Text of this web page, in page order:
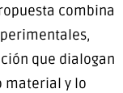
combina
que dialogan
material y lo